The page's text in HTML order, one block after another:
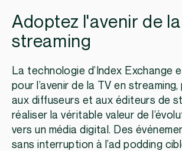
Adoptez l'avenir de
streaming
La technologie d’Index Exchange
pour l’avenir de la TV en
aux diffuseurs et aux éditeurs de
réaliser la véritable valeur de
vers un média digital. Des
sans interruption à l’ad podding